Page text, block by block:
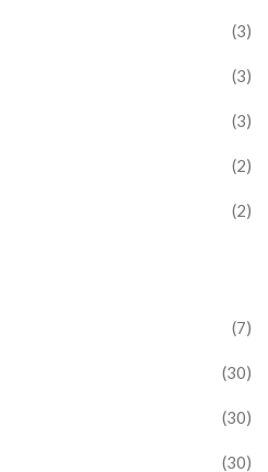
(3)
(3)
(3)
(2)
(2)
(7)
(30)
(30)
(30)